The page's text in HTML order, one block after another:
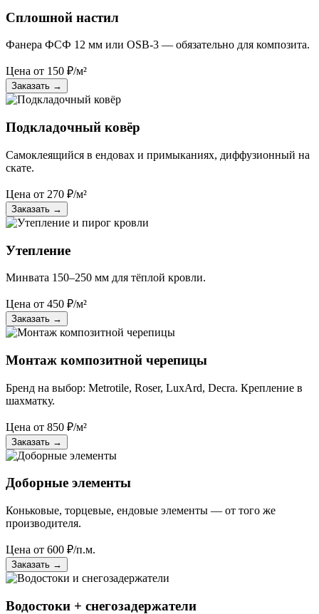
Сплошной настил
Фанера ФСФ 12 мм или OSB-3 — обязательно для композита.
Цена от 150 ₽/м²
Заказать →
Подкладочный ковёр
Самоклеящийся в ендовах и примыканиях, диффузионный на
скате.
Цена от 270 ₽/м²
Заказать →
Утепление
Минвата 150–250 мм для тёплой кровли.
Цена от 450 ₽/м²
Заказать →
Монтаж композитной черепицы
Бренд на выбор: Metrotile, Roser, LuxArd, Decra. Крепление в
шахматку.
Цена от 850 ₽/м²
Заказать →
Доборные элементы
Коньковые, торцевые, ендовые элементы — от того же
производителя.
Цена от 600 ₽/п.м.
Заказать →
Водостоки + снегозадержатели